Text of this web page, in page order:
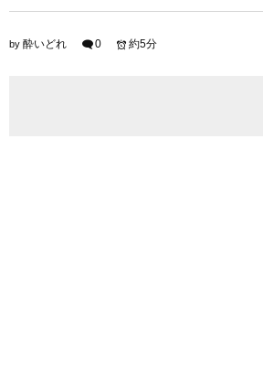
by 酔いどれ 0 約5分